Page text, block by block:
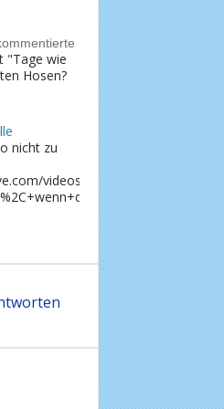
"Tage wie
Hosen?
nicht zu
videos?